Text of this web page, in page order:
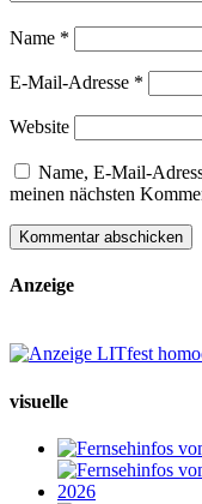
Name *
E-Mail-Adresse *
Website
Name, E-Mail-
meinen nächsten
Anzeige
visuelle